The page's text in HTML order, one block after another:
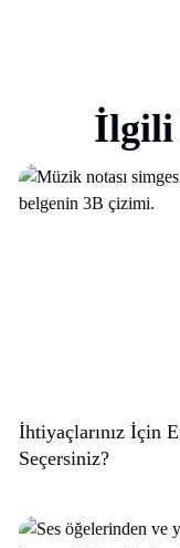
İlgili
İhtiyaçlarınız İçin
Seçersiniz?